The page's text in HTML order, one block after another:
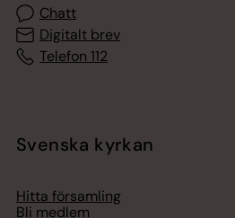
Chatt
Digitalt brev
Telefon 112
Svenska kyrkan
Hitta församling
Bli medlem